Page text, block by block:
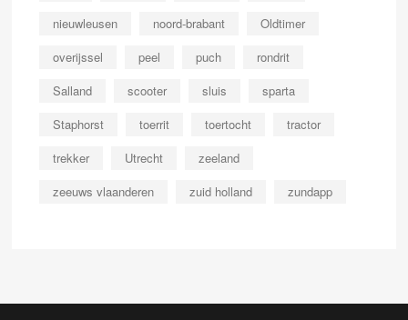
nieuwleusen
noord-brabant
Oldtimer
overijssel
peel puch
rondrit
Salland
scooter sluis
sparta
Staphorst
toerrit toertocht
tractor
trekker
Utrecht
zeeland
zeeuws vlaanderen
zuid holland zundapp